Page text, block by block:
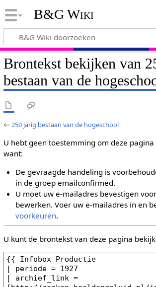
B&G Wiki
Brontekst bekijken van
bestaan van de
←250 jarig bestaan van de hogeschool
U hebt geen toestemming om deze
want:
De gevraagde handeling is
in de groep emailconfirmed.
U moet uw e-mailadres bevestigen
bewerken. Voer uw e-mailadres in en
voorkeuren.
U kunt de brontekst van deze pagina